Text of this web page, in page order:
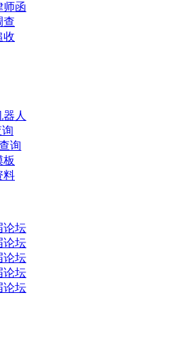
师函
查
收
人
询
板
料
论坛
论坛
论坛
论坛
论坛